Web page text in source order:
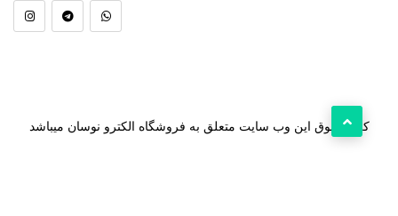
کلیه حقوق این وب سایت متعلق به فروشگاه الکترو نوسان میباشد